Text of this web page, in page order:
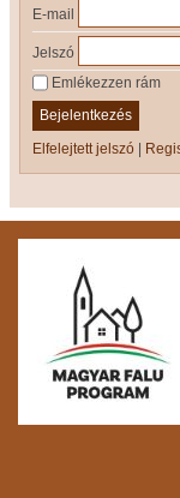
E-mail
Jelszó
Emlékezzen rám
Bejelentkezés
Elfelejtett jelszó |